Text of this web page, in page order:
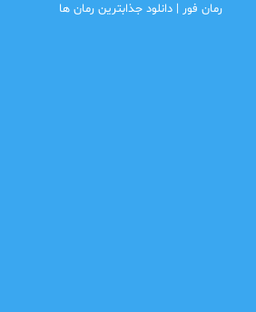
رمان فور | دانلود جذابترین رمان ها